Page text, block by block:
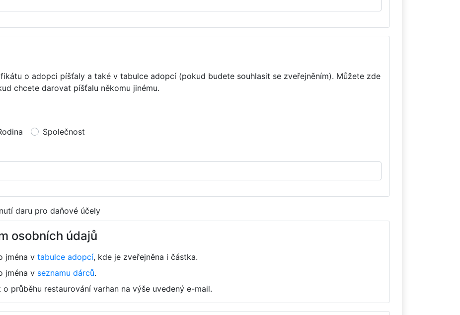
o adopci píšťaly a také v tabulce adopcí (pokud budete souhlasit se zveřejněním). Můžete zde
chcete darovat píšťalu někomu jinému.
Společnost
daru pro daňové účely
osobních údajů
jména v tabulce adopcí, kde je zveřejněna i částka.
jména v seznamu dárců.
průběhu restaurování varhan na výše uvedený e-mail.